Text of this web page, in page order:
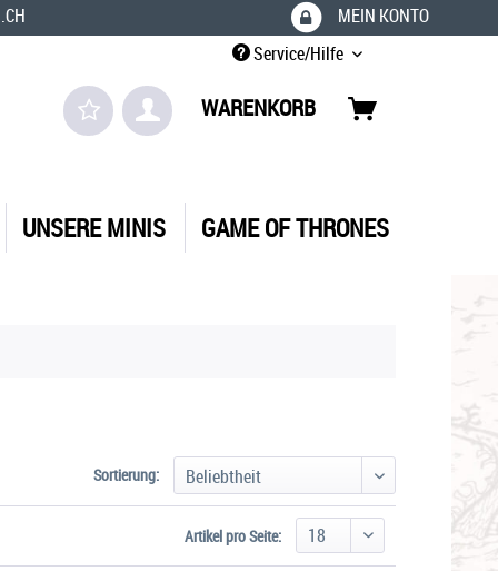
MEIN KONTO
Service/Hilfe
WARENKORB
UNSERE MINIS GAME OF THRONES
Sortierung:
Artikel pro Seite: